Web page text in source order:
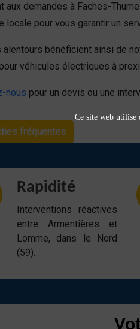
aux demandes à Faches-
locale pour vous garantir un
bénéficient ainsi de
véhicules électriques à
nous pour un devis ou une
fréquentes
Rapidité
Interventions réactives
entre Armentières et
Lomme, dans le Nord
(59).
Ce site web utilise